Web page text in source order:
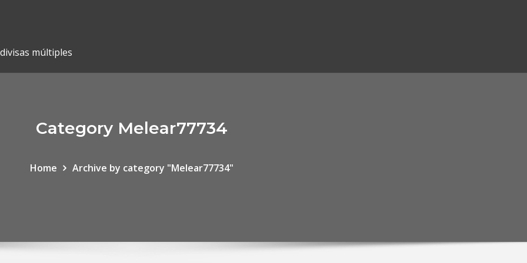
múltiples
Category Melear77734
Home Archive by category "Melear77734"